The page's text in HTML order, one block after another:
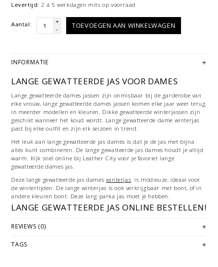
Levertijd: 2 á 5 werkdagen mits op voorraad
Aantal:
+
-
TOEVOEGEN AAN WINKELWAGEN
INFORMATIE
LANGE GEWATTEERDE JAS VOOR DAMES
Lange gewatteerde dames jassen zijn onmisbaar bij de garderobe van
elke vrouw, lange gewatteerde dames jassen komen elke jaar weer terug
in meerder modellen en kleuren. Dikke gewatteerde winterjassen zijn
geschikt wanneer het koud wordt. Lange gewatteerde dame winterjas
past bij elke outfit en zijn elk seizoen in trend.
Het leuk aan lange gewatteerde jas dames is dat je de jas met bijna
alles kunt combineren. De lange gewatteerde jas dames houdt je altijd
warm. Kijk snel online bij Leather City voor je favoriet lange
gewatteerde dames jas.
Deze lange gewatteerde jas dames winterjas is modieuze, ideaal voor
de wintertijden. De lange winterjas is ook verkrijgbaar met bont, of in
andere kleuren bont. Deze lang parka jas moet je hebben.
LANGE GEWATTEERDE JAS ONLINE BESTELLEN!
hoogwaardig kwaliteit en scherp prijs vindt u niet makkelijk. Onze
warme winterjas. Bij ons kunt u ook terecht voor dames leren
REVIEWS (0)
TAGS